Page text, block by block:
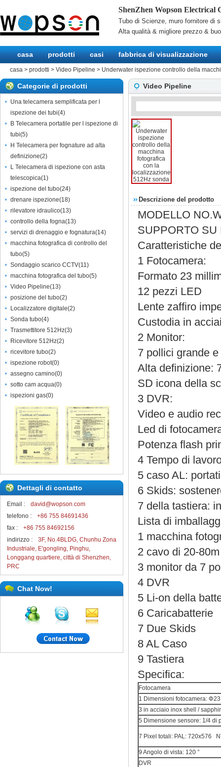
ShenZhen Wopson Electrical
Tubo di Scienze, muro fornitore di
Alta qualità & migliore prezzo &
casa prodotti casi fabbrica di visualizzazione
casa > prodotti > Video Pipeline > Underwater ispezione controllo della
Categorie di prodotti
Una telecamera semplificata per l
ispezione dei tubi(4)
B Telecamera portatile per l ispezione di
tubi(5)
H Telecamera per fognature ad alta
definizione(2)
L Telecamera di ispezione con asta
telescopica(1)
ispezione del tubo(24)
drenare ispezione(18)
rilevatore idraulico(13)
controllo della fogna(13)
servizi di drenaggio e fognatura(14)
macchina fotografica di controllo del
tubo(5)
Sondaggio scarico CCTV(11)
macchina fotografica del tubo(5)
Video Pipeline(13)
posizione del tubo(2)
Localizzatore digitale(2)
Sonda tubo(4)
Trasmettitore 512Hz(3)
Ricevitore 512Hz(2)
ricevitore tubo(2)
ispezione robot(0)
assegno camino(0)
sotto cam acqua(0)
ispezioni gas(0)
Dettagli di contatto
Email :
david@wopson.com
telefono :
+86 755 84691436
fax :
+86 755 84692156
indirizzo :
3F, No.4BLDG, Chunhu Zona
Industriale, E'gongling, Pinghu,
Longgang quartiere, città di Shenzhen,
PRC
Chat Now!
Video Pipeline
Descrizione del prodotto
MODELLO
SUPPORTO SU
Caratteristiche
1 Fotocamera:
Formato 23
12 pezzi LED
Lente zaffiro
Custodia in
2 Monitor:
7 pollici grande
Alta definizione:
SD icona della
3 DVR:
Video e audio
Led di
Potenza flash
4 Tempo di
5 caso AL:
6 Skids:
7 della tastiera:
Lista di
1 macchina
2 cavo di 20-80m
3 monitor da 7
4 DVR
5 Li-on della
6 Caricabatterie
7 Due Skids
8 AL Caso
9 Tastiera
Specifica:
Fotocamera
1 Dimensioni fotocamera:
3 in acciaio inox shell /
5 Dimensione sensore: 1/4 di
7 Pixel totali: PAL: 720x576
9 Angolo di vista: 120 °
DVR